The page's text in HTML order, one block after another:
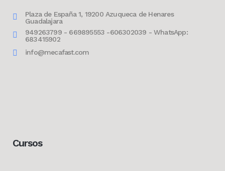
Plaza de España 1, 19200 Azuqueca de Henares
Guadalajara
949263799 - 669895553 -606302039 - WhatsApp:
683415902
info@mecafast.com
Cursos